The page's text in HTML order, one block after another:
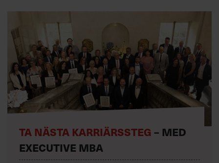
TA NÄSTA KARRIÄRSSTEG – MED
EXECUTIVE MBA